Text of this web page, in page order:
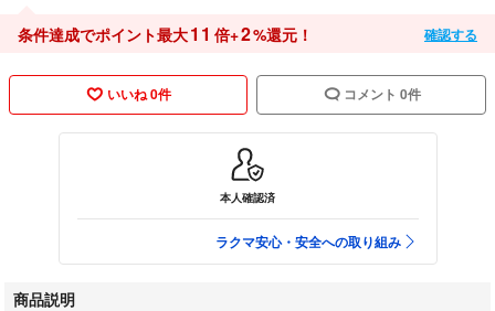
条件達成でポイント最大11 倍+2%還元！ 確認する
いいね 0件 コメント 0件
本人確認済
ラクマ安心・安全への取り組み
商品説明